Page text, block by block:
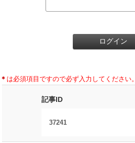
＊ は必須項目ですので必ず入力してください。
記事ID
37241